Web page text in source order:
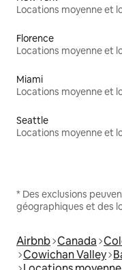
Florence
Miami
Seattle
* Des exclusions
géographiques et des
Airbnb Canada
Cowichan Valley